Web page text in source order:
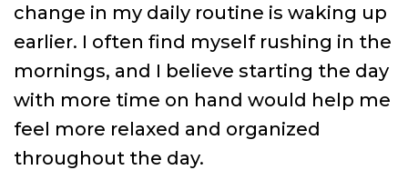
change in my daily routine is waking up
earlier. I often find myself rushing in the
mornings, and I believe starting the day
with more time on hand would help me
feel more relaxed and organized
throughout the day.